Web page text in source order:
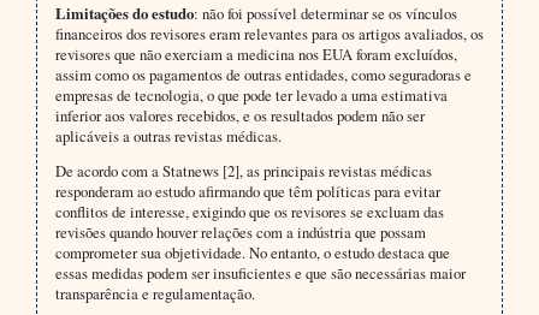
Limitações do estudo: não foi possível determinar se os vínculos
financeiros dos revisores eram relevantes para os artigos avaliados, os
revisores que não exerciam a medicina nos EUA foram excluídos,
assim como os pagamentos de outras entidades, como seguradoras e
empresas de tecnologia, o que pode ter levado a uma estimativa
inferior aos valores recebidos, e os resultados podem não ser
aplicáveis a outras revistas médicas.
De acordo com a Statnews [2], as principais revistas médicas
responderam ao estudo afirmando que têm políticas para evitar
conflitos de interesse, exigindo que os revisores se excluam das
revisões quando houver relações com a indústria que possam
comprometer sua objetividade. No entanto, o estudo destaca que
essas medidas podem ser insuficientes e que são necessárias maior
transparência e regulamentação.